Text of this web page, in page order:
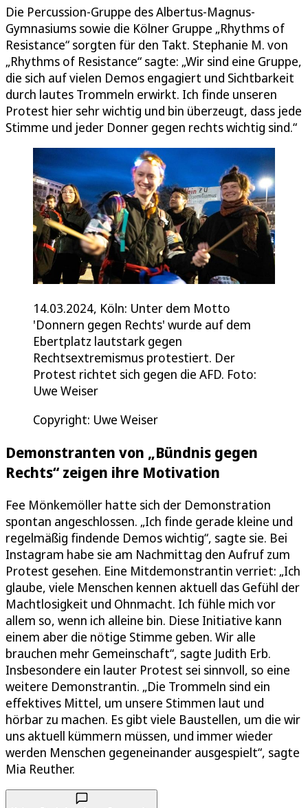
Die Percussion-Gruppe des Albertus-Magnus-
Gymnasiums sowie die Kölner Gruppe „Rhythms of
Resistance“ sorgten für den Takt. Stephanie M. von
„Rhythms of Resistance“ sagte: „Wir sind eine Gruppe,
die sich auf vielen Demos engagiert und Sichtbarkeit
durch lautes Trommeln erwirkt. Ich finde unseren
Protest hier sehr wichtig und bin überzeugt, dass jede
Stimme und jeder Donner gegen rechts wichtig sind.“
14.03.2024, Köln: Unter dem Motto
'Donnern gegen Rechts' wurde auf dem
Ebertplatz lautstark gegen
Rechtsextremismus protestiert. Der
Protest richtet sich gegen die AFD. Foto:
Uwe Weiser
Copyright: Uwe Weiser
Demonstranten von „Bündnis gegen
Rechts“ zeigen ihre Motivation
Fee Mönkemöller hatte sich der Demonstration
spontan angeschlossen. „Ich finde gerade kleine und
regelmäßig findende Demos wichtig“, sagte sie. Bei
Instagram habe sie am Nachmittag den Aufruf zum
Protest gesehen. Eine Mitdemonstrantin verriet: „Ich
glaube, viele Menschen kennen aktuell das Gefühl der
Machtlosigkeit und Ohnmacht. Ich fühle mich vor
allem so, wenn ich alleine bin. Diese Initiative kann
einem aber die nötige Stimme geben. Wir alle
brauchen mehr Gemeinschaft“, sagte Judith Erb.
Insbesondere ein lauter Protest sei sinnvoll, so eine
weitere Demonstrantin. „Die Trommeln sind ein
effektives Mittel, um unsere Stimmen laut und
hörbar zu machen. Es gibt viele Baustellen, um die wir
uns aktuell kümmern müssen, und immer wieder
werden Menschen gegeneinander ausgespielt“, sagte
Mia Reuther.